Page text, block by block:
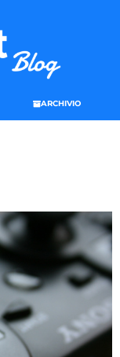
ARCHIVIO